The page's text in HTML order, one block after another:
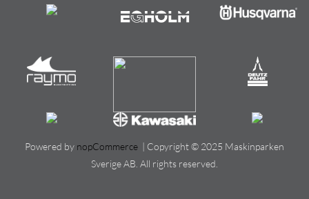
Powered by nopCommerce | Copyright © 2025 Maskinparken
Sverige AB. All rights reserved.